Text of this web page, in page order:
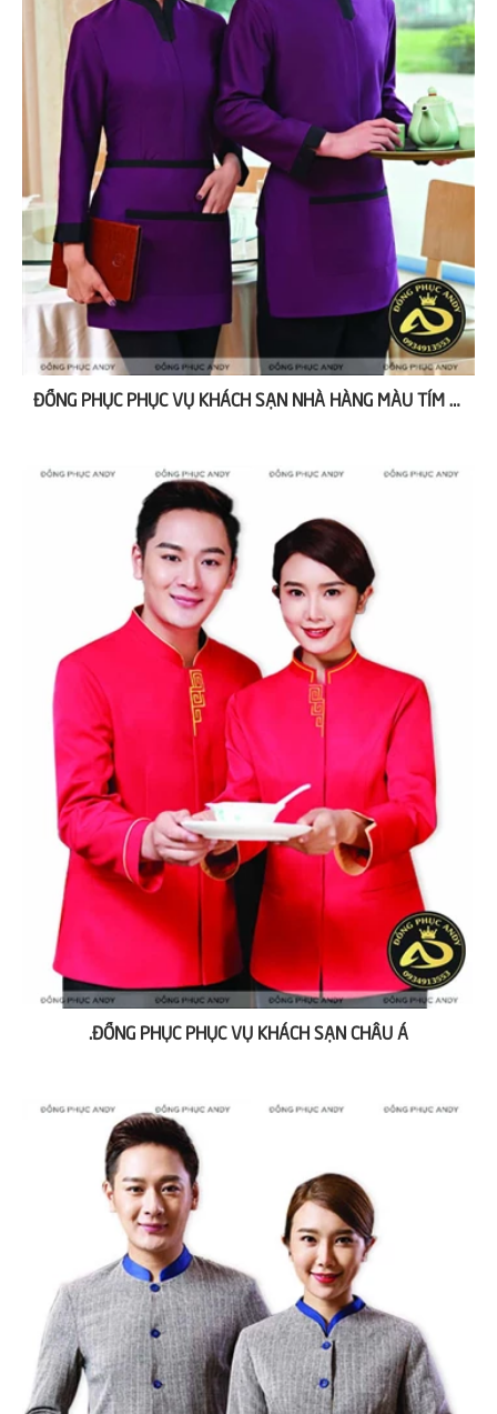
ĐỒNG PHỤC PHỤC VỤ KHÁCH SẠN NHÀ HÀNG MÀU TÍM NAM NỮ
.ĐỒNG PHỤC PHỤC VỤ KHÁCH SẠN CHÂU Á